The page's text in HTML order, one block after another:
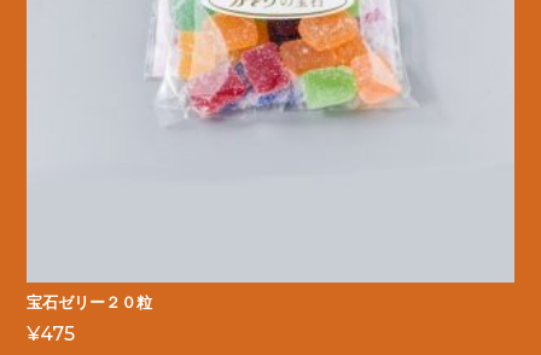
宝石ゼリー２０粒
¥475